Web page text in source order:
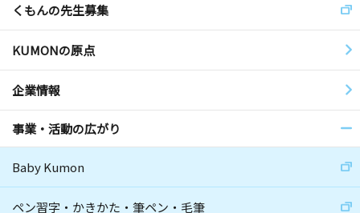
くもんの先生募集
KUMONの原点
企業情報
事業・活動の広がり
Baby Kumon
ペン習字・かきかた・筆ペン・毛筆